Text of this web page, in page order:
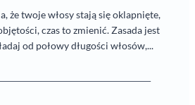
że twoje włosy stają się oklapnięte,
czas to zmienić. Zasada jest
od połowy długości włosów,...